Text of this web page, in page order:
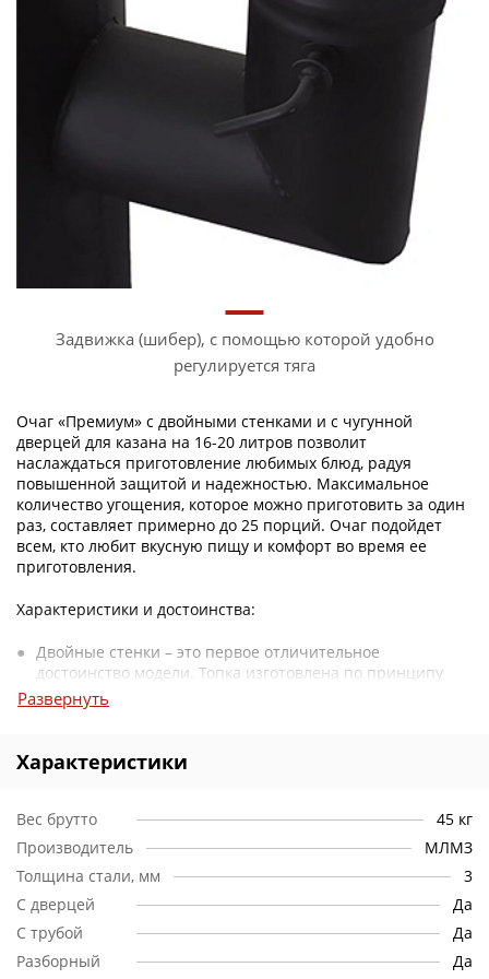
Задвижка (шибер), с помощью которой удобно
регулируется тяга
Очаг «Премиум» с двойными стенками и с чугунной
дверцей для казана на 16-20 литров позволит
наслаждаться приготовление любимых блюд, радуя
повышенной защитой и надежностью. Максимальное
количество угощения, которое можно приготовить за один
раз, составляет примерно до 25 порций. Очаг подойдет
всем, кто любит вкусную пищу и комфорт во время ее
приготовления.
Характеристики и достоинства:
Двойные стенки – это первое отличительное
достоинство модели. Топка изготовлена по принципу
термоса, что позволяет снизить внешний нагрев очага в
несколько раз. Как итог – безопасное использование без
Плюс экономия дров, учитывая уменьшенные потери
тепла и быстрый прогрев.
Выведенный за пределы зоны приготовления пищи
дымоотвод полностью исключает опасность
задымления, поэтому располагать очаг можно, как под
невысокими навесами, так и в беседках. Заслонка в
основании трубы используется для регулировки
пламени, что особенно важно при длительном тушении
блюд в казане, когда важно контролировать температуру
готовки.
Развернуть
Характеристики
Вес брутто
45 кг
Производитель
МЛМЗ
Толщина стали, мм
3
С дверцей
Да
С трубой
Да
Разборный
Да